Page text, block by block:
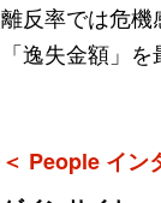
離反率では危機
「逸失金額」
＜ People イン